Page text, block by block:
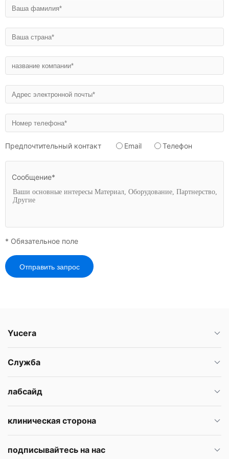
Предпочтительный контакт Email Телефон
Сообщение*
* Обязательное поле
Отправить запрос
Yucera
Служба
лабсайд
клиническая сторона
подписывайтесь на нас